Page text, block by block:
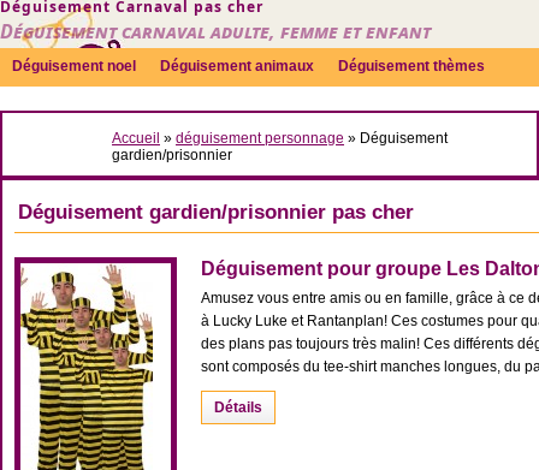
Déguisement Carnaval pas cher
Déguisement carnaval adulte, femme et enfant
Déguisement noel Déguisement animaux Déguisement thèmes
Sexy Déguisement couple Déguisements par genre Idées
Accueil » déguisement personnage » Déguisement
gardien/prisonnier
Déguisement gardien/prisonnier pas cher
Déguisement pour groupe Les
Amusez vous entre amis ou en famille, grâce à ce
à Lucky Luke et Rantanplan! Ces costumes pour
des plans pas toujours très malin! Ces différents
sont composés du tee-shirt manches longues, du
Détails